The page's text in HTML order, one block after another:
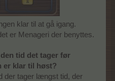
klar til at gå igang.
er Menageri der benyttes.
tid det tager før
er klar til høst?
der tager længst tid, der